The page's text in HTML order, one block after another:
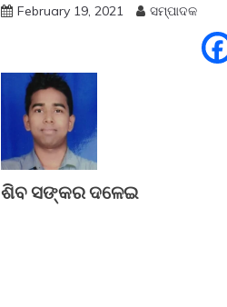
February 19, 2021 ସମ୍ପାଦକ
ଶିବ ସଙ୍କର ଦଳେଇ